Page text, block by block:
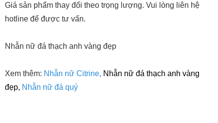
Giá sản phẩm thay đổi theo trọng lượng. Vui lòng liên hệ
hotline để được tư vấn.
Nhẫn nữ đá thạch anh vàng đẹp
Xem thêm: Nhẫn nữ Citrine, Nhẫn nữ đá thạch anh vàng
đẹp, Nhẫn nữ đá quý